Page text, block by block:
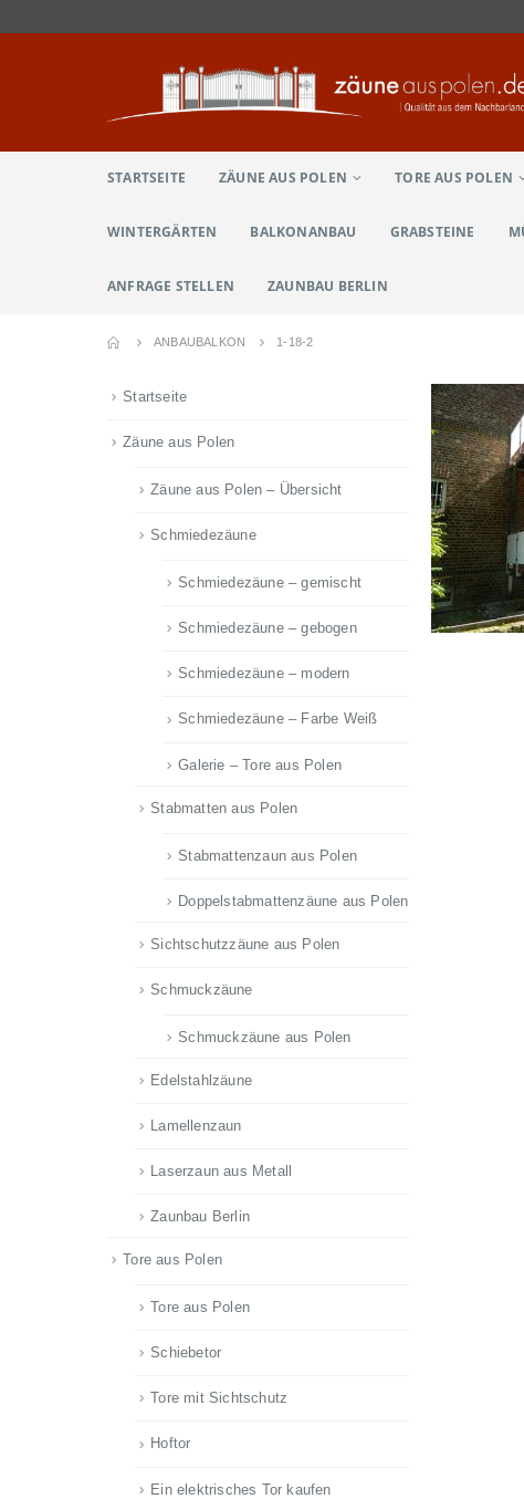
STARTSEITE ZÄUNE AUS POLEN TORE AUS POLEN
WINTERGÄRTEN BALKONANBAU GRABSTEINE
ANFRAGE STELLEN ZAUNBAU BERLIN
ANBAUBALKON 1-18-2
Startseite
Zäune aus Polen
Zäune aus Polen – Übersicht
Schmiedezäune
Schmiedezäune – gemischt
Schmiedezäune – gebogen
Schmiedezäune – modern
Schmiedezäune – Farbe Weiß
Galerie – Tore aus Polen
Stabmatten aus Polen
Stabmattenzaun aus Polen
Doppelstabmattenzäune aus Polen
Sichtschutzzäune aus Polen
Schmuckzäune
Schmuckzäune aus Polen
Edelstahlzäune
Lamellenzaun
Laserzaun aus Metall
Zaunbau Berlin
Tore aus Polen
Tore aus Polen
Schiebetor
Tore mit Sichtschutz
Hoftor
Ein elektrisches Tor kaufen